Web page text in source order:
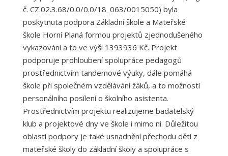
č. CZ.02.3.68/0.0/0.0/18_063/0015050) byla
poskytnuta podpora Základní škole a Mateřské
škole Horní Planá formou projektů zjednodušeného
vykazování a to ve výši 1393936 Kč. Projekt
podporuje prohloubení spolupráce pedagogů
prostřednictvím tandemové výuky, dále pomáhá
škole při společném vzdělávání žáků, a to možností
personálního posílení o školního asistenta.
Prostřednictvím projektu realizujeme badatelský
klub a projektové dny ve škole i mimo ni. Důležitou
oblastí podpory je také usnadnění přechodu dětí z
mateřské školy do základní školy a spolupráce s